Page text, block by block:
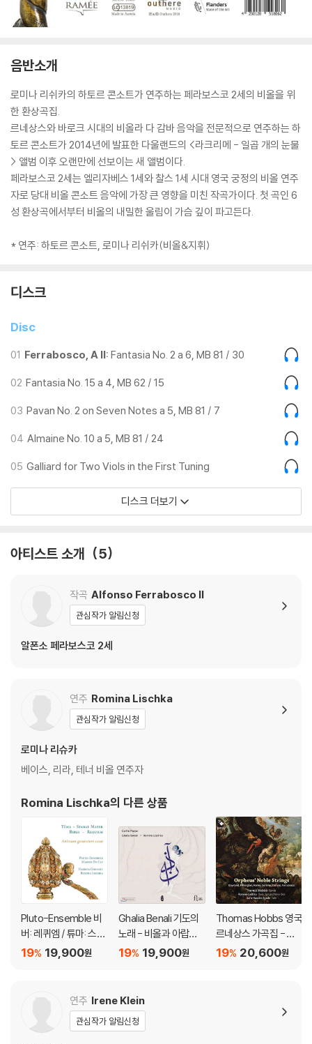
음반소개
로미나 리쉬카의 하토르 콘소트가 연주하는 페라보스코 2세의 비올을 위
한 환상곡집.
르네상스와 바로크 시대의 비올라 다 감바 음악을 전문적으로 연주하는 하
토르 콘소트가 2014년에 발표한 다울랜드의 <라크리메 - 일곱 개의 눈물
> 앨범 이후 오랜만에 선보이는 새 앨범이다.
페라보스코 2세는 엘리자베스 1세와 찰스 1세 시대 영국 궁정의 비올 연주
자로 당대 비올 콘소트 음악에 가장 큰 영향을 미친 작곡가이다. 첫 곡인 6
성 환상곡에서부터 비올의 내밀한 울림이 가슴 깊이 파고든다.
* 연주: 하토르 콘소트, 로미나 리쉬카(비올&지휘)
디스크
Disc
01 Ferrabosco, A II: Fantasia No. 2 a 6, MB 81 / 30
02 Fantasia No. 15 a 4, MB 62 / 15
03 Pavan No. 2 on Seven Notes a 5, MB 81 / 7
04 Almaine No. 10 a 5, MB 81 / 24
05 Galliard for Two Viols in the First Tuning
디스크 더보기
아티스트 소개 5
작곡 Alfonso Ferrabosco II
관심작가 알림신청
알폰소 페라보스코 2세
연주 Romina Lischka
관심작가 알림신청
로미나 리슈카
베이스, 리라, 테너 비올 연주자
Romina Lischka의 다른 상품
Pluto-Ensemble 비
버: 레퀴엠 / 튜마: 스타
바트 마테르 (Biber: R
19,900원
19%
Ghalia Benali 기도의
노래 - 비올과 아랍음
악의 만남 (Call to Pra
19,900원
19%
Thomas Hobbs 영국
르네상스 가곡집 - 다
울랜드 / 필킹톤 / 흄 /
ilkington, Hume, Ferr
20,600원
19%
연주 Irene Klein
관심작가 알림신청